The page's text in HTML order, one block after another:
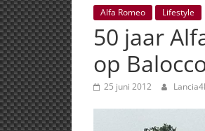
autonieuws
&
lifestyle
Alfa Romeo Lifestyle
50 jaar
op
25 juni 2012